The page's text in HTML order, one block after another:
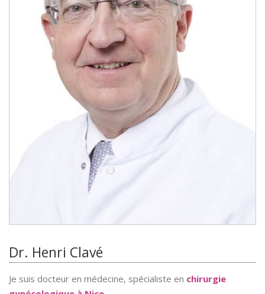
Dr. Henri Clavé
Je suis docteur en médecine, spécialiste en chirurgie